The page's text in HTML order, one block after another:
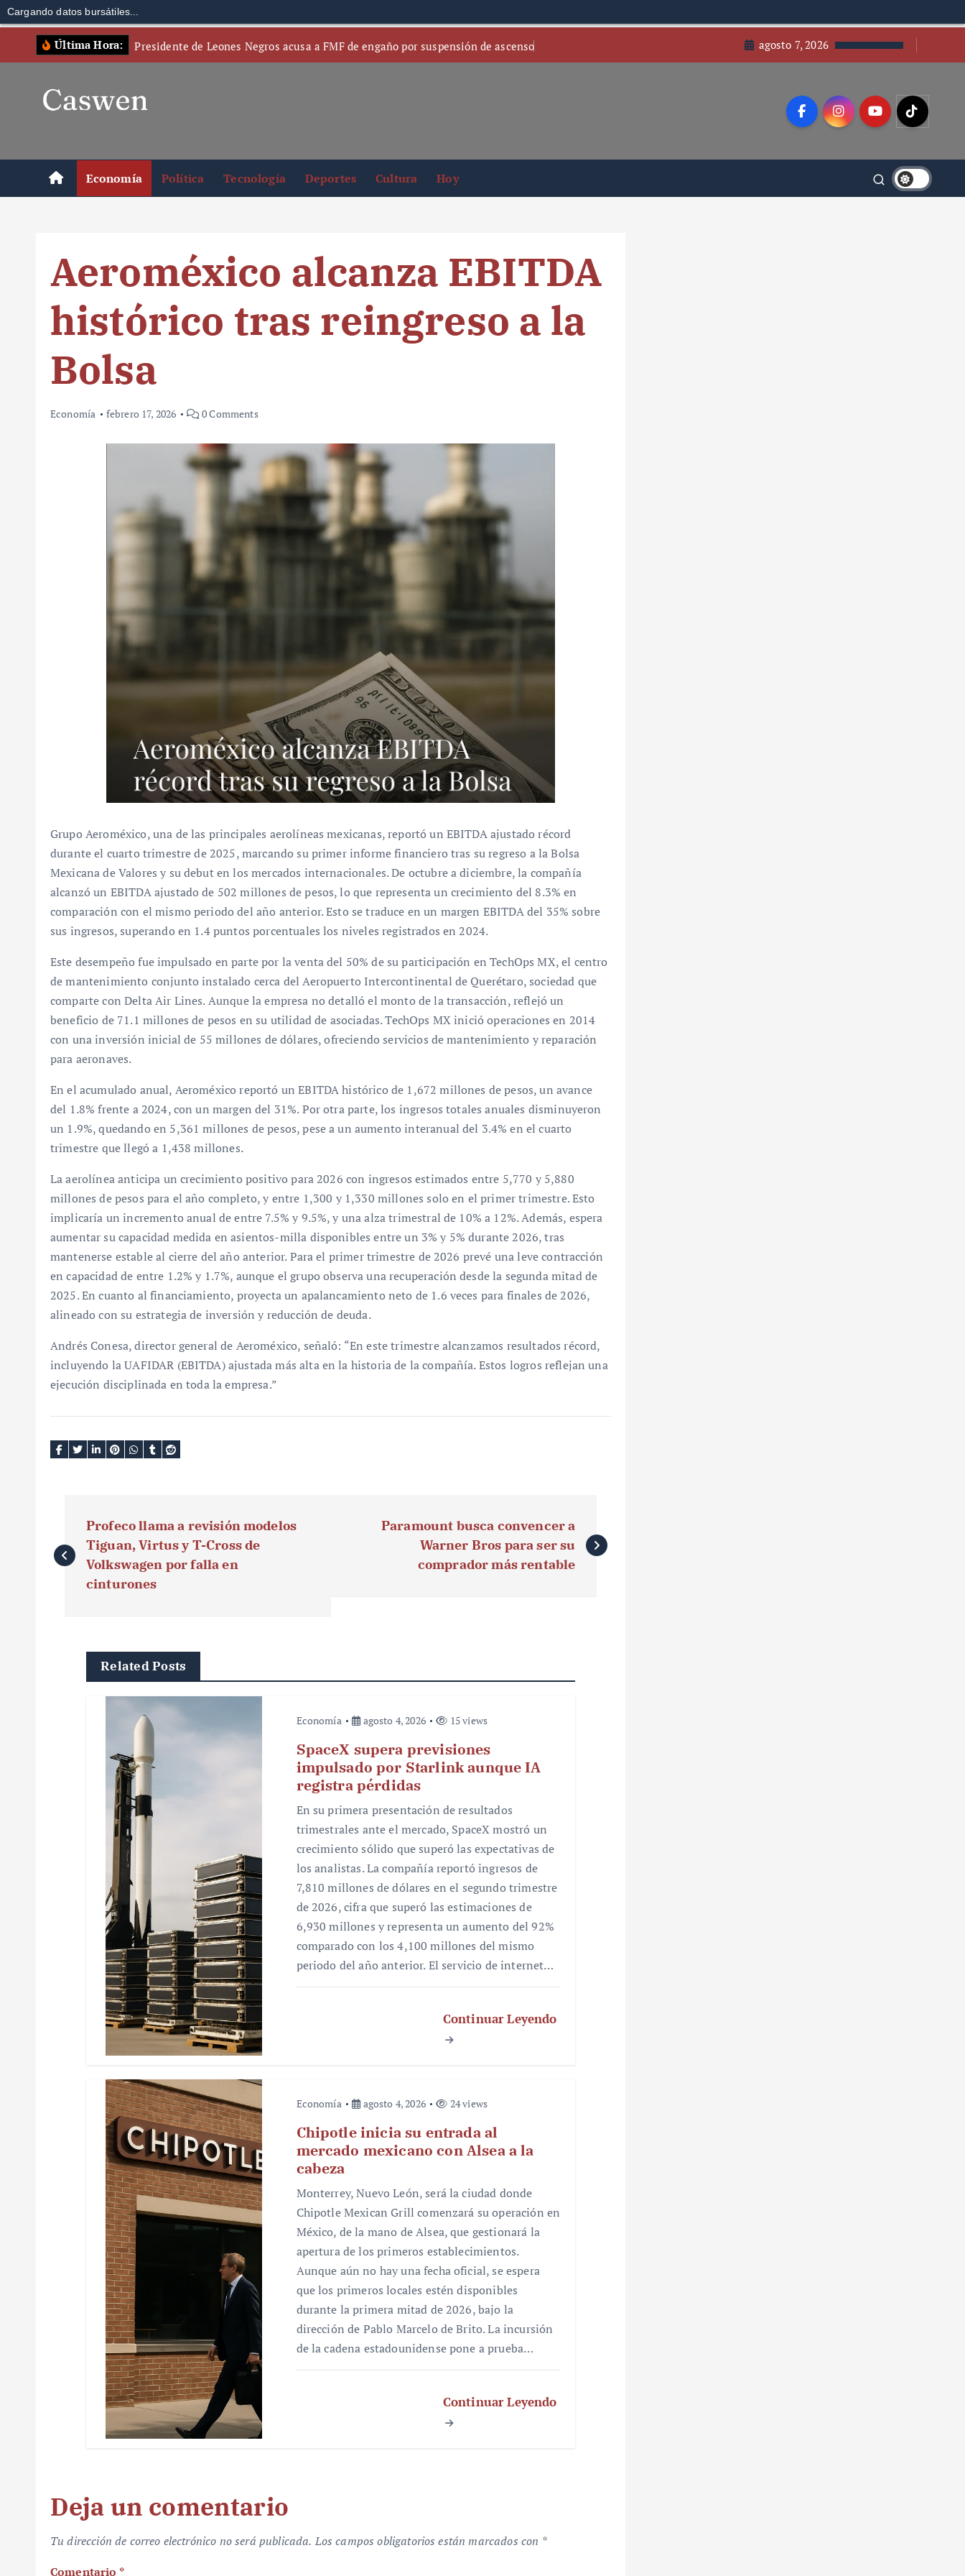
Cargando datos bursátiles...
Última Hora: Presidente de Leones Negros acusa a FMF de engaño por suspensión de ascenso agosto 7, 2026
Economía Política Tecnología Deportes Cultura Hoy
Aeroméxico alcanza EBITDA
histórico tras reingreso a la
Bolsa
Economía febrero 17, 2026 0 Comments
Grupo Aeroméxico, una de las principales aerolíneas mexicanas, reportó un EBITDA ajustado récord
durante el cuarto trimestre de 2025, marcando su primer informe financiero tras su regreso a la Bolsa
Mexicana de Valores y su debut en los mercados internacionales. De octubre a diciembre, la compañía
alcanzó un EBITDA ajustado de 502 millones de pesos, lo que representa un crecimiento del 8.3% en
comparación con el mismo periodo del año anterior. Esto se traduce en un margen EBITDA del 35% sobre
sus ingresos, superando en 1.4 puntos porcentuales los niveles registrados en 2024.
Este desempeño fue impulsado en parte por la venta del 50% de su participación en TechOps MX, el centro
de mantenimiento conjunto instalado cerca del Aeropuerto Intercontinental de Querétaro, sociedad que
comparte con Delta Air Lines. Aunque la empresa no detalló el monto de la transacción, reflejó un
beneficio de 71.1 millones de pesos en su utilidad de asociadas. TechOps MX inició operaciones en 2014
con una inversión inicial de 55 millones de dólares, ofreciendo servicios de mantenimiento y reparación
para aeronaves.
En el acumulado anual, Aeroméxico reportó un EBITDA histórico de 1,672 millones de pesos, un avance
del 1.8% frente a 2024, con un margen del 31%. Por otra parte, los ingresos totales anuales disminuyeron
un 1.9%, quedando en 5,361 millones de pesos, pese a un aumento interanual del 3.4% en el cuarto
trimestre que llegó a 1,438 millones.
La aerolínea anticipa un crecimiento positivo para 2026 con ingresos estimados entre 5,770 y 5,880
millones de pesos para el año completo, y entre 1,300 y 1,330 millones solo en el primer trimestre. Esto
implicaría un incremento anual de entre 7.5% y 9.5%, y una alza trimestral de 10% a 12%. Además, espera
aumentar su capacidad medida en asientos-milla disponibles entre un 3% y 5% durante 2026, tras
mantenerse estable al cierre del año anterior. Para el primer trimestre de 2026 prevé una leve contracción
en capacidad de entre 1.2% y 1.7%, aunque el grupo observa una recuperación desde la segunda mitad de
2025. En cuanto al financiamiento, proyecta un apalancamiento neto de 1.6 veces para finales de 2026,
alineado con su estrategia de inversión y reducción de deuda.
Andrés Conesa, director general de Aeroméxico, señaló: “En este trimestre alcanzamos resultados récord,
incluyendo la UAFIDAR (EBITDA) ajustada más alta en la historia de la compañía. Estos logros reflejan una
ejecución disciplinada en toda la empresa.”
a
v
Profeco llama a revisión modelos
Tiguan, Virtus y T-Cross de
Volkswagen por falla en
cinturones
Paramount busca convencer a
Warner Bros para ser su
comprador más rentable
Related Posts
Economía agosto 4, 2026 15 views
SpaceX supera previsiones
impulsado por Starlink aunque IA
registra pérdidas
En su primera presentación de resultados
trimestrales ante el mercado, SpaceX mostró un
crecimiento sólido que superó las expectativas de
los analistas. La compañía reportó ingresos de
7,810 millones de dólares en el segundo trimestre
de 2026, cifra que superó las estimaciones de
6,930 millones y representa un aumento del 92%
comparado con los 4,100 millones del mismo
periodo del año anterior. El servicio de internet…
Continuar Leyendo
Economía agosto 4, 2026 24 views
Chipotle inicia su entrada al
mercado mexicano con Alsea a la
cabeza
Monterrey, Nuevo León, será la ciudad donde
Chipotle Mexican Grill comenzará su operación en
México, de la mano de Alsea, que gestionará la
apertura de los primeros establecimientos.
Aunque aún no hay una fecha oficial, se espera
que los primeros locales estén disponibles
durante la primera mitad de 2026, bajo la
dirección de Pablo Marcelo de Brito. La incursión
de la cadena estadounidense pone a prueba…
Continuar Leyendo
Deja un comentario
Tu dirección de correo electrónico no será publicada. Los campos obligatorios están marcados con *
Comentario *